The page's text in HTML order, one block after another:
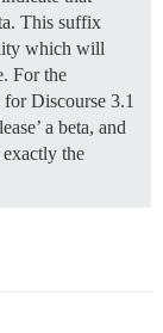
This suffix
which will
For the
Discourse 3.1
a beta, and
exactly the